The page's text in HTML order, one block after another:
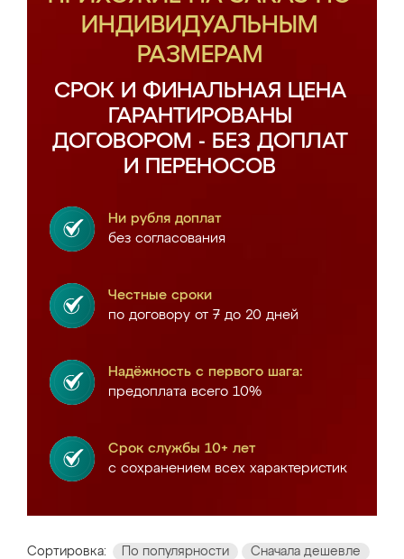
ИНДИВИДУАЛЬНЫМ
РАЗМЕРАМ
СРОК И ФИНАЛЬНАЯ ЦЕНА
ГАРАНТИРОВАНЫ
ДОГОВОРОМ - БЕЗ ДОПЛАТ
И ПЕРЕНОСОВ
Ни рубля доплат
без согласования
Честные сроки
по договору от 7 до 20 дней
Надёжность с первого шага:
предоплата всего 10%
Срок службы 10+ лет
с сохранением всех характеристик
Сортировка: По популярности
Сначала дешевле